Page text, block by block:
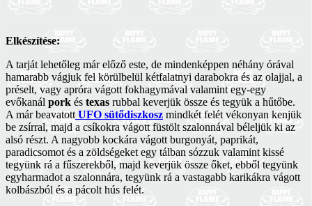
Elkészítése:
A tarját lehetőleg már előző este, de mindenképpen néhány órával
hamarabb vágjuk fel körülbelül kétfalatnyi darabokra és az olajjal, a
préselt, vagy apróra vágott fokhagymával valamint egy-egy
evőkanál pork és texas rubbal keverjük össze és tegyük a hűtőbe.
A már beavatott UFO sütődiszkosz mindkét felét vékonyan kenjük
be zsírral, majd a csíkokra vágott füstölt szalonnával béleljük ki az
alsó részt. A nagyobb kockára vágott burgonyát, paprikát,
paradicsomot és a zöldségeket egy tálban sózzuk valamint kissé
tegyünk rá a fűszerekből, majd keverjük össze őket, ebből tegyünk
egyharmadot a szalonnára, tegyünk rá a vastagabb karikákra vágott
kolbászból és a pácolt hús felét.